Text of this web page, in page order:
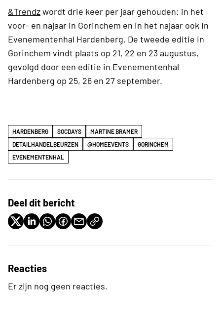
&Trendzwordt drie keer per jaar gehouden: in het
voor- en najaar in Gorinchem en in het najaar ook in
Evenementenhal Hardenberg. De tweede editie in
Gorinchem vindt plaats op 21, 22 en 23 augustus,
gevolgd door een editie in Evenementenhal
Hardenberg op 25, 26 en 27 september.
HARDENBERG SOCDAYS
MARTINE BRAMER
DETAILHANDELBEURZEN
@HOMEEVENTS
GORINCHEM
EVENEMENTENHAL
Deel dit bericht
Reacties
Er zijn nog geen reacties.